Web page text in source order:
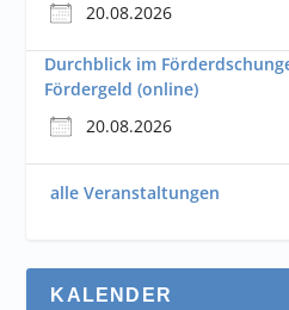
20.08.2026
Durchblick im
Fördergeld (online)
20.08.2026
alle Veranstaltungen
KALENDER